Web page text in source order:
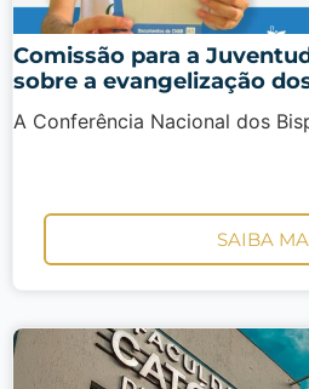
Comissão para a
sobre a evangelização
A Conferência Nacional dos
SAIBA